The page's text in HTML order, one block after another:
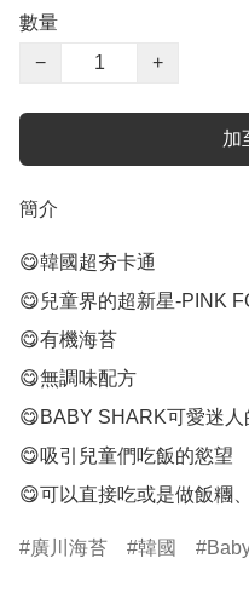
數量
−
+
加
簡介
😋韓國超夯卡通
😋兒童界的超新星-PINK
😋有機海苔
😋無調味配方
😋BABY SHARK可愛迷人
😋吸引兒童們吃飯的慾望
😋可以直接吃或是做飯糰
廣川海苔 韓國